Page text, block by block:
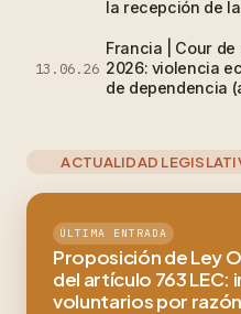
la recepción de
13.06.26
Francia | Cour
2026: violencia
de dependencia
ACTUALIDAD
ÚLTIMA ENTRADA
Proposición de Ley
del artículo 763
voluntarios por